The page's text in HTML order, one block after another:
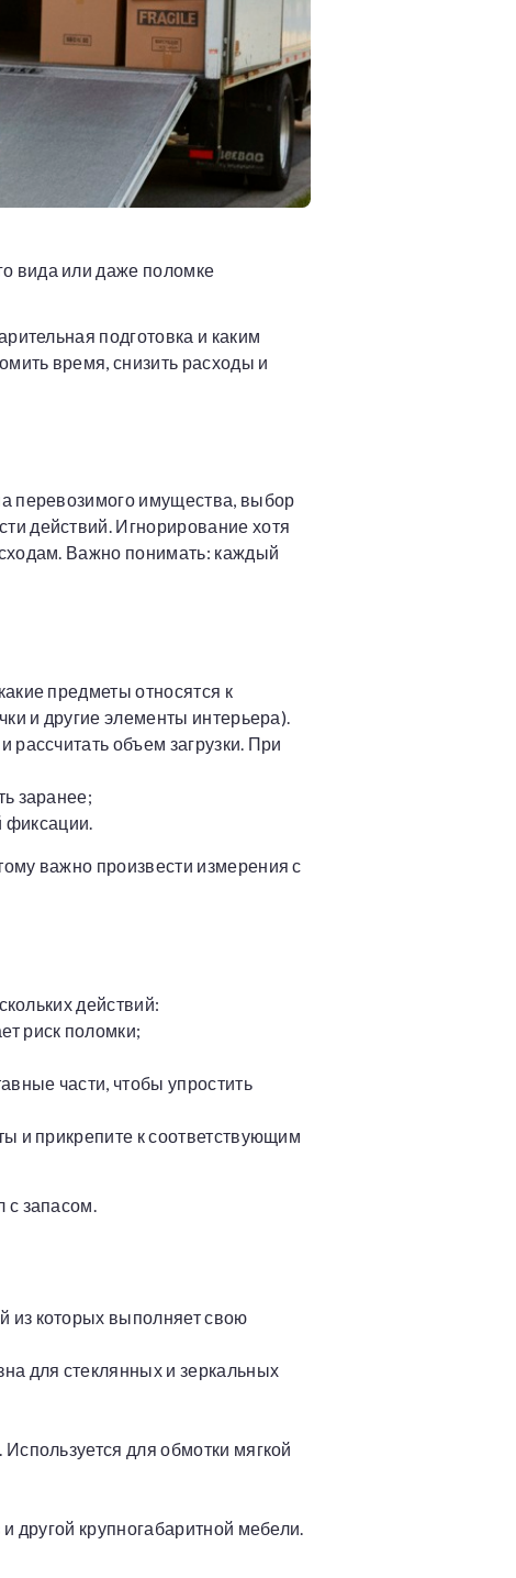
вида или даже поломке
подготовка и каким
время, снизить расходы и
перевозимого имущества, выбор
действий. Игнорирование хотя
Важно понимать: каждый
предметы относятся к
и другие элементы интерьера).
объем загрузки. При
заранее;
фиксации.
важно произвести измерения с
действий:
риск поломки;
части, чтобы упростить
и прикрепите к соответствующим
с запасом.
из которых выполняет свою
для стеклянных и зеркальных
для обмотки мягкой
другой крупногабаритной мебели.